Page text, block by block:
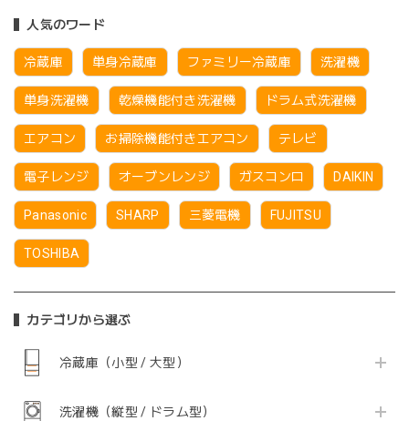
人気のワード
冷蔵庫 単身冷蔵庫 ファミリー冷蔵庫 洗濯機
単身洗濯機 乾燥機能付き洗濯機 ドラム式洗濯機
エアコン お掃除機能付きエアコン テレビ
電子レンジ オーブンレンジ ガスコンロ DAIKIN
Panasonic SHARP 三菱電機 FUJITSU
TOSHIBA
カテゴリから選ぶ
冷蔵庫（小型 / 大型）
洗濯機（縦型 / ドラム型）